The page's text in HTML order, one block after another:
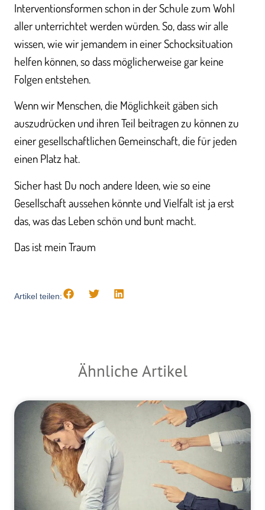
Interventionsformen schon in der Schule zum Wohl
aller unterrichtet werden würden. So, dass wir alle
wissen, wie wir jemandem in einer Schocksituation
helfen können, so dass möglicherweise gar keine
Folgen entstehen.
Wenn wir Menschen, die Möglichkeit gäben sich
auszudrücken und ihren Teil beitragen zu können zu
einer gesellschaftlichen Gemeinschaft, die für jeden
einen Platz hat.
Sicher hast Du noch andere Ideen, wie so eine
Gesellschaft aussehen könnte und Vielfalt ist ja erst
das, was das Leben schön und bunt macht.
Das ist mein Traum
Artikel teilen:
Ähnliche Artikel